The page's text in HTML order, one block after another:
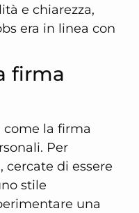
e chiarezza,
era in linea con
firma
come la firma
Per
cercate di essere
stile
una